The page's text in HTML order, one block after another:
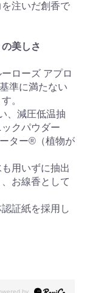
注いだ創香で
美しさ
ローズ アプロ
準に満たない
。
、減圧低温抽
クパウダー
ター®（植物が
用いずに抽出
お線香として
証紙を採用し